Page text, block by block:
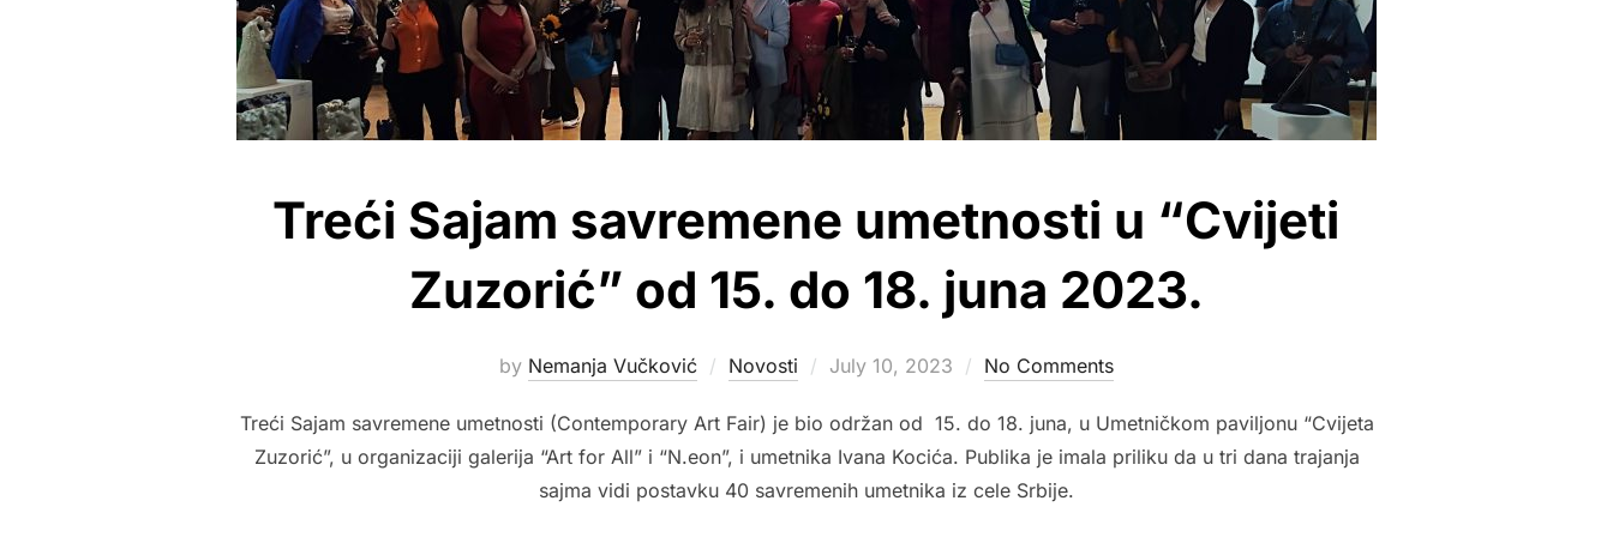
Treći Sajam savremene umetnosti u “Cvijeti
Zuzorić” od 15. do 18. juna 2023.
by Nemanja Vučković Novosti
Posted
July 10, 2023 No Comments
Treći Sajam savremene umetnosti (Contemporary Art Fair) je bio održan od 15. do 18. juna, u Umetničkom paviljonu “Cvijeta
Zuzorić”, u organizaciji galerija “Art for All” i “N.eon”, i umetnika Ivana Kocića. Publika je imala priliku da u tri dana trajanja
sajma vidi postavku 40 savremenih umetnika iz cele Srbije.